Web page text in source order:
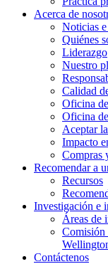
Acerca de
Noticias
Quiénes
Liderazgo
Nuestro
Calidad
Oficina
Oficina
Aceptar
Impacto
Compras
Recomendar a
Recursos
Investigación e
Áreas de
Comisión
Contáctenos